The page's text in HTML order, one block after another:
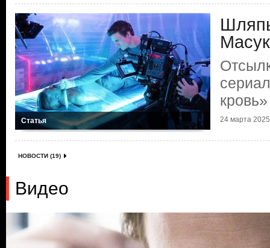
Статья
кровь»
24 марта 2025
НОВОСТИ (19)
Видео